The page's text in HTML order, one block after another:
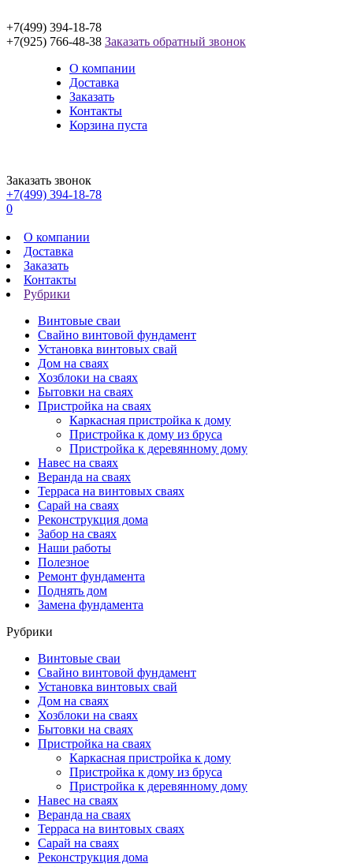
+7(499) 394-18-78
+7(925) 766-48-38 Заказать обратный звонок
О компании
Доставка
Заказать
Контакты
Корзина пуста
Заказать звонок
+7(499) 394-18-78
0
О компании
Доставка
Заказать
Контакты
Рубрики
Винтовые сваи
Свайно винтовой фундамент
Установка винтовых свай
Дом на сваях
Хозблоки на сваях
Бытовки на сваях
Пристройка на сваях
Каркасная пристройка к дому
Пристройка к дому из бруса
Пристройка к деревянному дому
Навес на сваях
Веранда на сваях
Терраса на винтовых сваях
Cарай на сваях
Реконструкция дома
Забор на сваях
Наши работы
Полезное
Ремонт фундамента
Поднять дом
Замена фундамента
Рубрики
Винтовые сваи
Свайно винтовой фундамент
Установка винтовых свай
Дом на сваях
Хозблоки на сваях
Бытовки на сваях
Пристройка на сваях
Каркасная пристройка к дому
Пристройка к дому из бруса
Пристройка к деревянному дому
Навес на сваях
Веранда на сваях
Терраса на винтовых сваях
Cарай на сваях
Реконструкция дома